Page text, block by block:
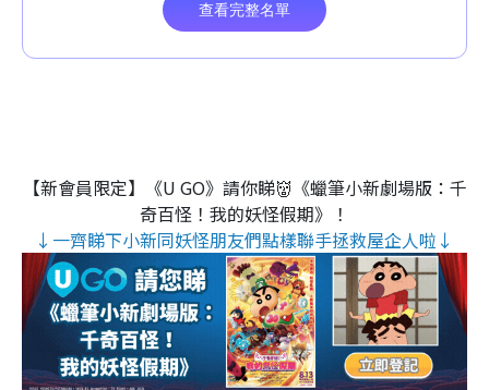
【新會員限定】《U GO》請你睇👹《蠟筆小新劇場版：千
奇百怪！我的妖怪假期》！
↓一齊睇下小新同妖怪朋友們點樣聯手拯救屋企人啦↓